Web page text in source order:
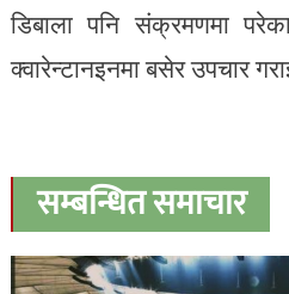
डिबाला पनि संक्रमणमा
क्वारेन्टानइनमा बसेर उपचार
सम्बन्धित समाचार